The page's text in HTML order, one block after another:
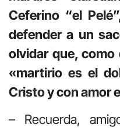
Ceferino “el
defender a un
olvidar que, como
«martirio es el
Cristo y con amor
– Recuerda,